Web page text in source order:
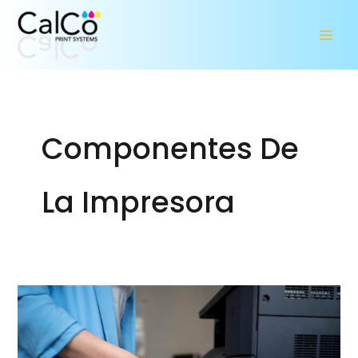
Componentes De
La Impresora
¿Qué
el